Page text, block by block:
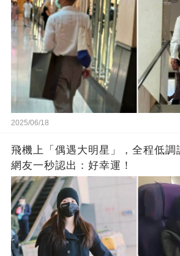
2025/06/18
飛機上「偶遇大明星」，全程低調
網友一秒認出：好幸運！